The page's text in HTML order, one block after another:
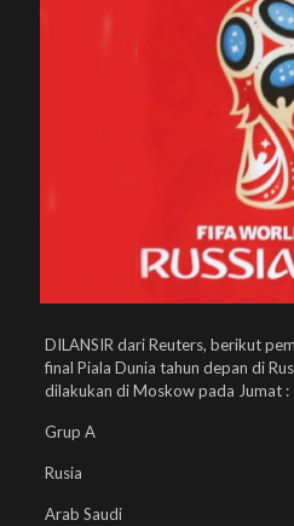
DILANSIR dari Reuters, berikut
final Piala Dunia tahun depan di
dilakukan di Moskow pada Jumat :
Grup A
Rusia
Arab Saudi